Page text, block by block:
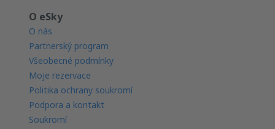
O eSky
O nás
Partnerský program
Všeobecné podmínky
Moje rezervace
Politika ochrany soukromí
Podpora a kontakt
Soukromí